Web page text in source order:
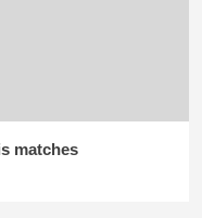
matches